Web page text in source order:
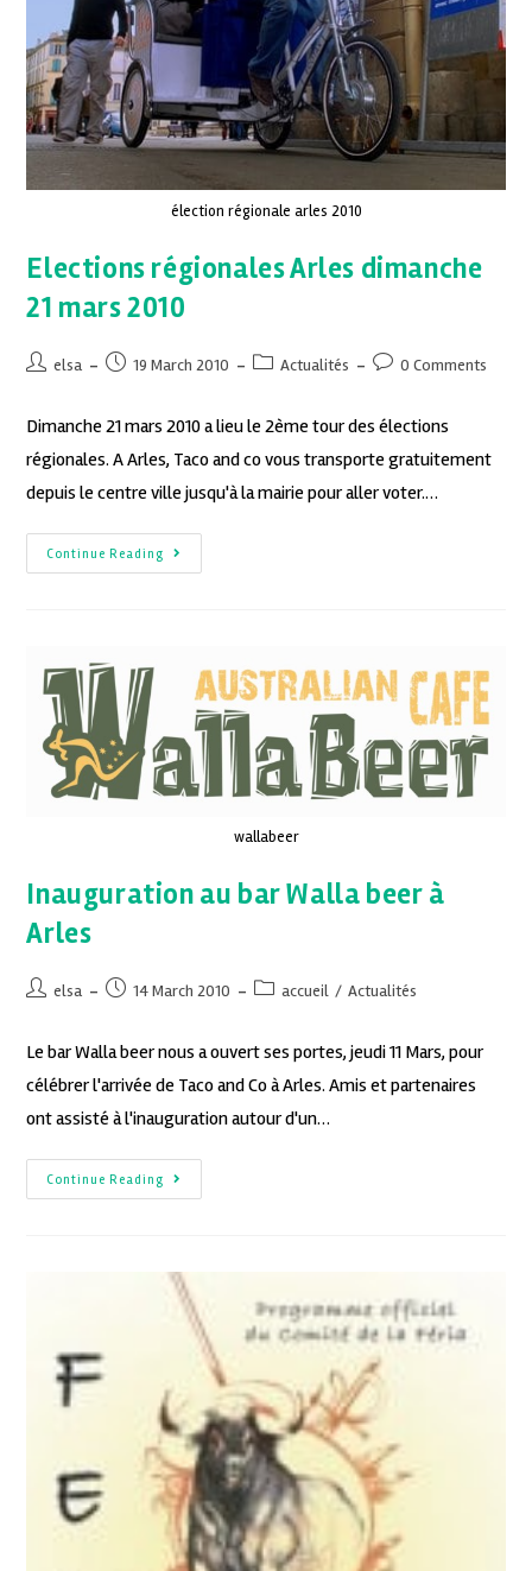
élection régionale arles 2010
Elections régionales Arles dimanche
21 mars 2010
elsa 19 March 2010 Actualités 0 Comments
Dimanche 21 mars 2010 a lieu le 2ème tour des élections
régionales. A Arles, Taco and co vous transporte gratuitement
depuis le centre ville jusqu'à la mairie pour aller voter.…
Continue Reading
wallabeer
Inauguration au bar Walla beer à
Arles
elsa 14 March 2010 accueil / Actualités
Le bar Walla beer nous a ouvert ses portes, jeudi 11 Mars, pour
célébrer l'arrivée de Taco and Co à Arles. Amis et partenaires
ont assisté à l'inauguration autour d'un…
Continue Reading